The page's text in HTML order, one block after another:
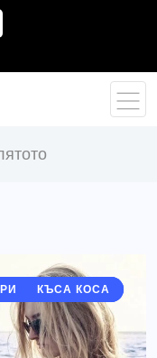
ЗА КОСАТА
ДЪЛГА КОСА
КЪСА КОСА